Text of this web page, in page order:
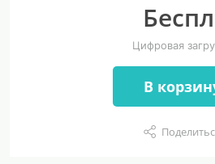
Цифровая
В